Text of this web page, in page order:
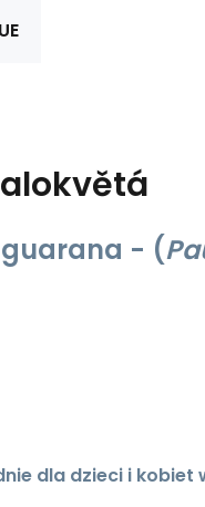
- (
dla dzieci i kobiet